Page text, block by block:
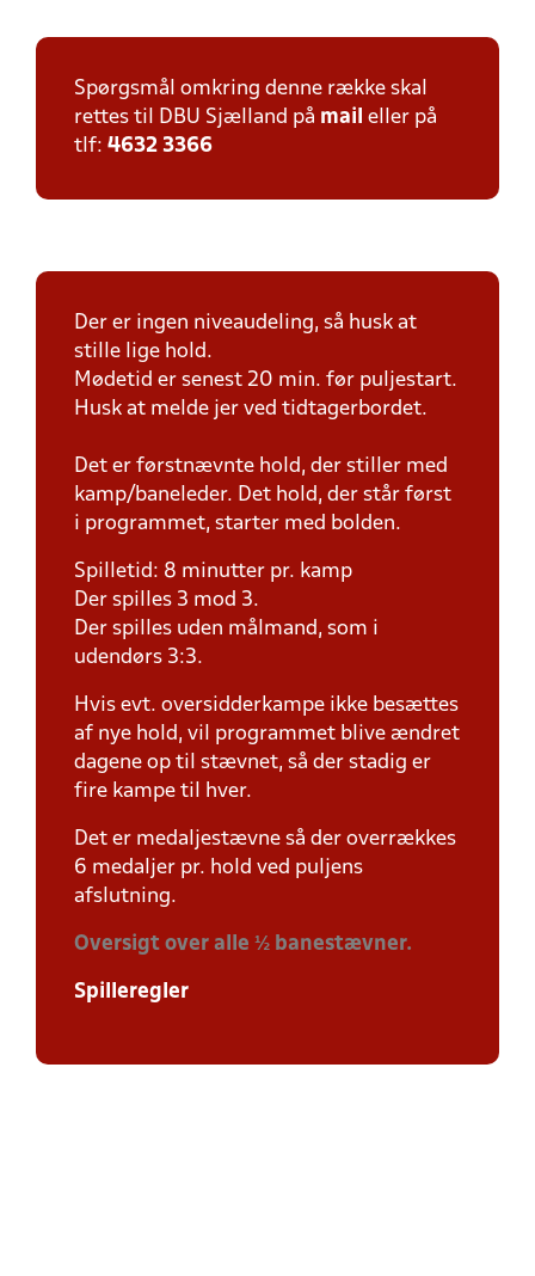
Spørgsmål omkring denne række skal
rettes til DBU Sjælland på mail eller på
tlf: 4632 3366
Der er ingen niveaudeling, så husk at
stille lige hold.
Mødetid er senest 20 min. før puljestart.
Husk at melde jer ved tidtagerbordet.
Det er førstnævnte hold, der stiller med
kamp/baneleder. Det hold, der står først
i programmet, starter med bolden.
Spilletid: 8 minutter pr. kamp
Der spilles 3 mod 3.
Der spilles uden målmand, som i
udendørs 3:3.
Hvis evt. oversidderkampe ikke besættes
af nye hold, vil programmet blive ændret
dagene op til stævnet, så der stadig er
fire kampe til hver.
Det er medaljestævne så der overrækkes
6 medaljer pr. hold ved puljens
afslutning.
Oversigt over alle ½ banestævner.
Spilleregler